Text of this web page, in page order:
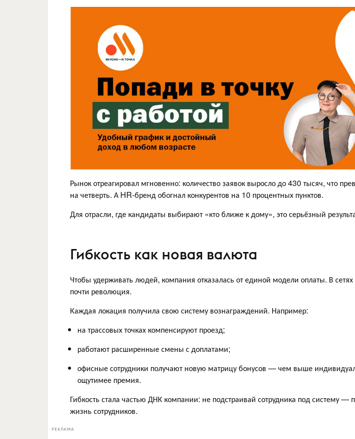
Рынок отреагировал мгновенно: количество заявок выросло до 430 тысяч, что
на четверть. А HR-бренд обогнал конкурентов на 10 процентных пунктов.
Для отрасли, где кандидаты выбирают «кто ближе к дому», это серьёзный
Гибкость как новая валюта
Чтобы удерживать людей, компания отказалась от единой модели оплаты. В сетях
почти революция.
Каждая локация получила свою систему вознаграждений. Например:
на трассовых точках компенсируют проезд;
работают расширенные смены с доплатами;
офисные сотрудники получают новую матрицу бонусов — чем выше
ощутимее премия.
Гибкость стала частью ДНК компании: не подстраивай сотрудника под систему —
жизнь сотрудников.
РЕКЛАМА